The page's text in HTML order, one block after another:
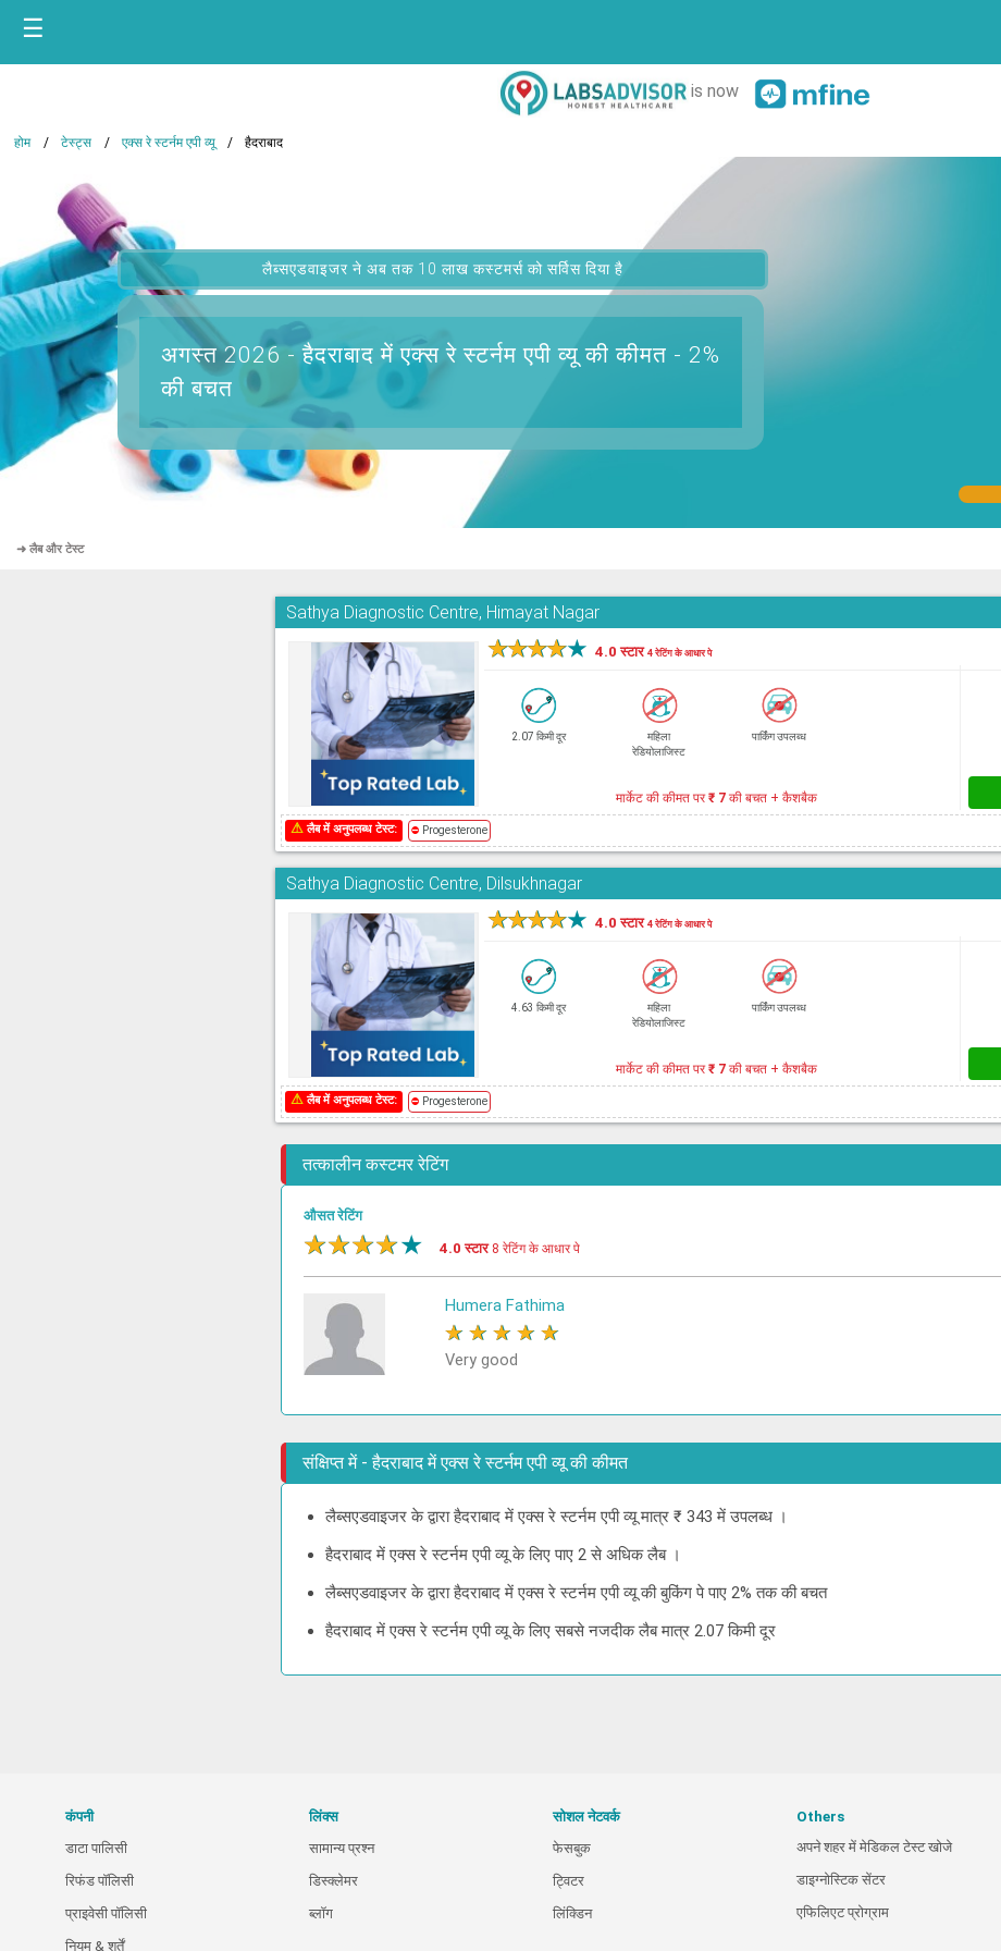
☰
is now
होम टेस्ट्स एक्स रे स्टर्नम एपी व्यू हैदराबाद
लैब्सएडवाइजर ने अब तक 10 लाख कस्टमर्स को सर्विस दिया है
अगस्त 2026 -हैदराबाद में एक्स रे स्टर्नम एपी व्यू की कीमत - 2%
की बचत
➜ लैब और टेस्ट
Sathya Diagnostic Centre, Himayat Nagar
★★★★★ 4.0 स्टार4 रेटिंग के आधार पे
2.07 किमी दूर
महिला
रेडियोलाजिस्ट
पार्किंग उपलब्ध
मार्केट की कीमत पर₹ 7 की बचत + कैशबैक
⚠लैब में अनुपलब्ध टेस्ट: ⛔ Progesterone
Sathya Diagnostic Centre, Dilsukhnagar
★★★★★ 4.0 स्टार4 रेटिंग के आधार पे
4.63 किमी दूर
महिला
रेडियोलाजिस्ट
पार्किंग उपलब्ध
मार्केट की कीमत पर₹ 7 की बचत + कैशबैक
⚠लैब में अनुपलब्ध टेस्ट: ⛔ Progesterone
तत्कालीन कस्टमर रेटिंग
औसत रेटिंग
★★★★★ 4.0 स्टार 8 रेटिंग के आधार पे
Humera Fathima
★ ★ ★ ★ ★
Very good
संक्षिप्त में - हैदराबाद में एक्स रे स्टर्नम एपी व्यू की कीमत
लैब्सएडवाइजर के द्वारा हैदराबाद में एक्स रे स्टर्नम एपी व्यू मात्र ₹ 343 में उपलब्ध ।
हैदराबाद में एक्स रे स्टर्नम एपी व्यू के लिए पाए 2 से अधिक लैब ।
लैब्सएडवाइजर के द्वारा हैदराबाद में एक्स रे स्टर्नम एपी व्यू की बुकिंग पे पाए 2% तक की बचत
हैदराबाद में एक्स रे स्टर्नम एपी व्यू के लिए सबसे नजदीक लैब मात्र 2.07 किमी दूर
कंपनी
डाटा पालिसी
रिफंड पॉलिसी
प्राइवेसी पॉलिसी
नियम & शर्तें
लिंक्स
सामान्य प्रश्न
डिस्क्लेमर
ब्लॉग
सोशल नेटवर्क
फेसबुक
ट्विटर
लिंक्डिन
Others
अपने शहर में मेडिकल टेस्ट खोजे
डाइग्नोस्टिक सेंटर
एफिलिएट प्रोग्राम